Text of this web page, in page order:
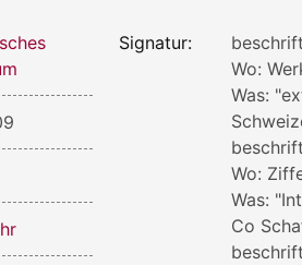
Signatur:
Wo:
Was:
Wo:
Was:
Co